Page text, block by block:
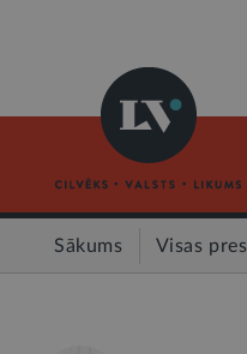
Sākums Visas